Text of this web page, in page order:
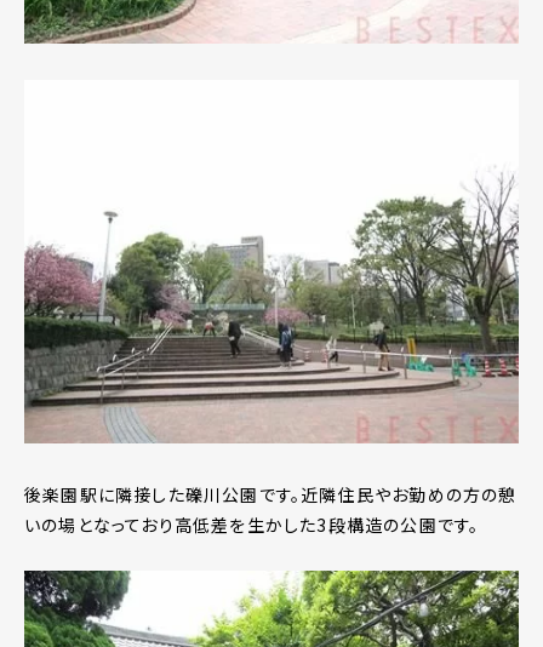
後楽園駅に隣接した礫川公園です。近隣住民やお勤めの方の憩
いの場となっており高低差を生かした3段構造の公園です。